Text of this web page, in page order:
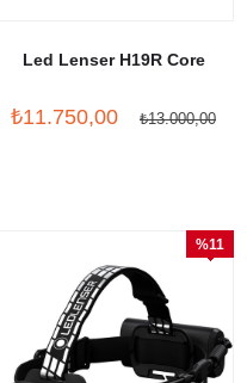
Led Lenser H19R Core
₺11.750,00 ₺13.000,00
%11